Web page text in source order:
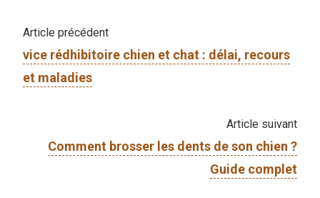
Article précédent
vice rédhibitoire chien et chat : délai, recours
et maladies
Article suivant
Comment brosser les dents de son chien ?
Guide complet